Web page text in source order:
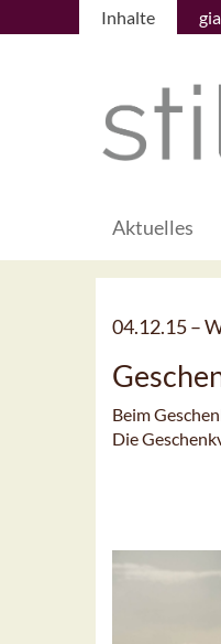
Inhalte gia
Aktuelles
04.12.15 –
Beim
Die